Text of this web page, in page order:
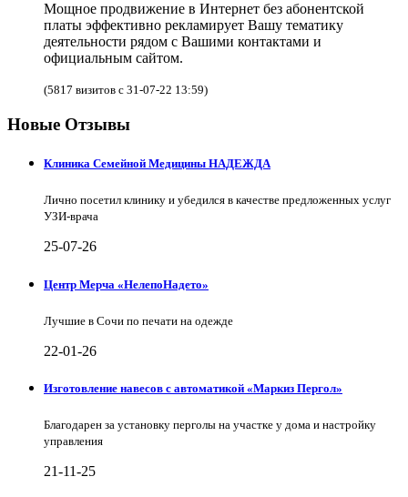
Мощное продвижение в Интернет без абонентской
платы эффективно рекламирует Вашу тематику
деятельности рядом с Вашими контактами и
официальным сайтом.
(5817 визитов с 31-07-22 13:59)
Новые Отзывы
Клиника Семейной Медицины НАДЕЖДА
Лично посетил клинику и убедился в качестве предложенных услуг
УЗИ-врача
25-07-26
Центр Мерча «НелепоНадето»
Лучшие в Сочи по печати на одежде
22-01-26
Изготовление навесов с автоматикой «Маркиз Пергол»
Благодарен за установку перголы на участке у дома и настройку
управления
21-11-25